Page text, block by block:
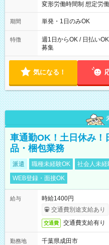
変形労働時間制 想定労働時間160時間
～21：00
期間 単発・1日のみOK
特徴
週1日からOK / 日払い
募集
気になる！
車通勤OK！土日休み！
品・梱包業務
派遣 職種未経験OK 社会人未経
WEB登録・面接OK
給与
時給1400円
交通費別途支給あり
交通費 交通費支給有り
勤務地
千葉県成田市